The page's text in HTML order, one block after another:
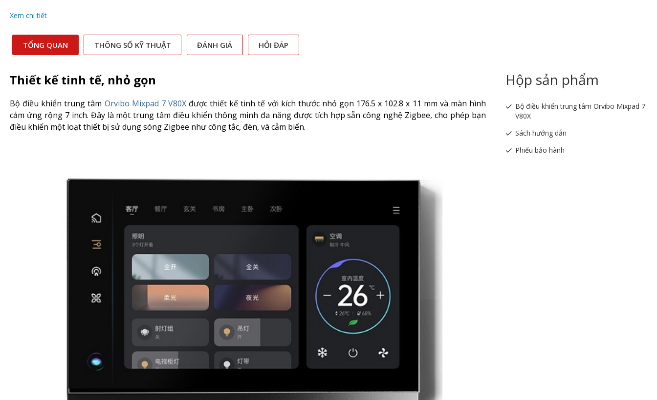
Xem chi tiết
TỔNG QUAN THÔNG SỐ KỸ THUẬT ĐÁNH GIÁ HỎI ĐÁP
Thiết kế tinh tế, nhỏ gọn
Bộ điều khiển trung tâm Orvibo Mixpad 7 V80Xđược thiết kế tinh tế với kích thước nhỏ gọn 176.5 x 102.8 x 11 mm và màn hình
cảm ứng rộng 7 inch. Đây là một trung tâm điều khiển thông minh đa năng được tích hợp sẵn công nghệ Zigbee, cho phép bạn
điều khiển một loạt thiết bị sử dụng sóng Zigbee như công tắc, đèn, và cảm biến.
Hộp sản phẩm
Bộ điều khiển trung tâm Orvibo Mixpad 7
V80X
Sách hướng dẫn
Phiếu bảo hành